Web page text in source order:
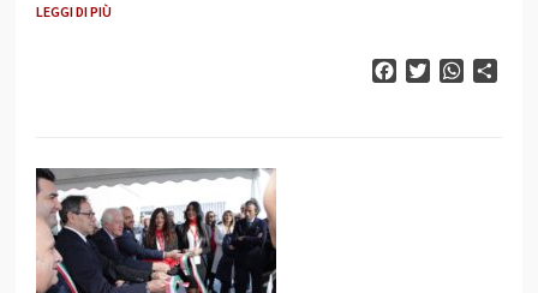
LEGGI DI PIÙ
FacebookTwitter